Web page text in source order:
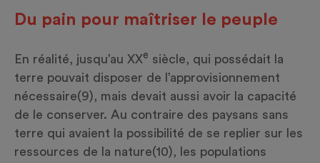
Du pain pour maîtriser le peuple
En réalité, jusqu’au XXe siècle, qui possédait la
terre pouvait disposer de l’approvisionnement
nécessaire(9), mais devait aussi avoir la capacité
de le conserver. Au contraire des paysans sans
terre qui avaient la possibilité de se replier sur les
ressources de la nature(10), les populations